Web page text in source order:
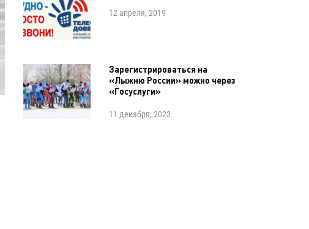
12 апреля, 2019
Зарегистрироваться на
«Лыжню России» можно через
«Госуслуги»
11 декабря, 2023